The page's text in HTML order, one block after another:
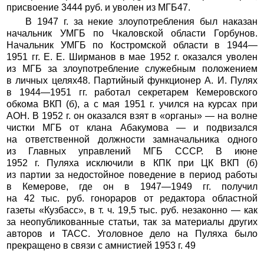
присвоение 3444 руб. и уволен из МГБ47.
В 1947 г. за некие злоупотребления был наказан
начальник УМГБ по Чкаловской области Горбунов.
Начальник УМГБ по Костромской области в 1944—
1951 гг. Е. Е. Ширманов в мае 1952 г. оказался уволен
из МГБ за злоупотребление служебным положением
в личных целях48. Партийный функционер А. И. Пулях
в 1944—1951 гг. работал секретарем Кемеровского
обкома ВКП (б), а с мая 1951 г. учился на курсах при
АОН. В 1952 г. он оказался взят в «органы» — на волне
чистки МГБ от клана Абакумова — и подвизался
на ответственной должности замначальника одного
из Главных управлений МГБ СССР. В июне
1952 г. Пуляха исключили в КПК при ЦК ВКП (б)
из партии за недостойное поведение в период работы
в Кемерове, где он в 1947—1949 гг. получил
на 42 тыс. руб. гонораров от редактора областной
газеты «Кузбасс», в т. ч. 19,5 тыс. руб. незаконно — как
за неопубликованные статьи, так за материалы других
авторов и ТАСС. Уголовное дело на Пуляха было
прекращено в связи с амнистией 1953 г. 49